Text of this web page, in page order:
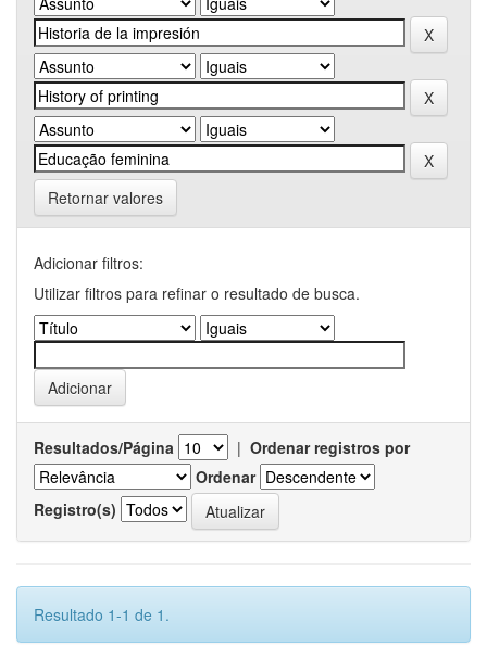
Retornar valores
Adicionar filtros:
Utilizar filtros para refinar o resultado de busca.
Resultados/Página | Ordenar registros por
Ordenar
Registro(s)
Resultado 1-1 de 1.